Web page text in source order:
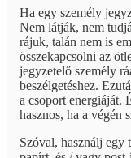
Ha egy személy
Nem látják, nem
rájuk, talán nem is
összekapcsolni az
jegyzetelő személy
beszélgetéshez.
a csoport energiáját.
hasznos, ha a végén
Szóval, használj egy